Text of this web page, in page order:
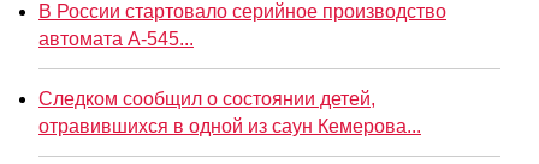
В России стартовало серийное производство
автомата А-545...
Следком сообщил о состоянии детей,
отравившихся в одной из саун Кемерова...